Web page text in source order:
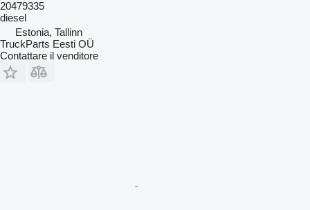
20479335
diesel
Estonia, Tallinn
TruckParts Eesti OÜ
Contattare il venditore